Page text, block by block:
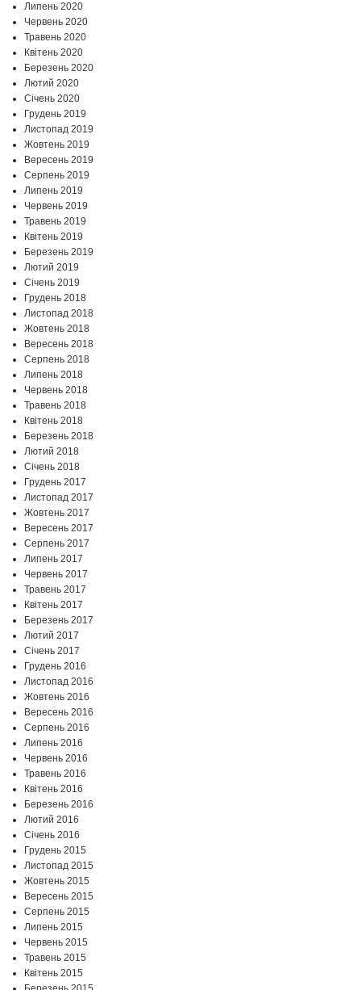
Липень 2020
Червень 2020
Травень 2020
Квітень 2020
Березень 2020
Лютий 2020
Січень 2020
Грудень 2019
Листопад 2019
Жовтень 2019
Вересень 2019
Серпень 2019
Липень 2019
Червень 2019
Травень 2019
Квітень 2019
Березень 2019
Лютий 2019
Січень 2019
Грудень 2018
Листопад 2018
Жовтень 2018
Вересень 2018
Серпень 2018
Липень 2018
Червень 2018
Травень 2018
Квітень 2018
Березень 2018
Лютий 2018
Січень 2018
Грудень 2017
Листопад 2017
Жовтень 2017
Вересень 2017
Серпень 2017
Липень 2017
Червень 2017
Травень 2017
Квітень 2017
Березень 2017
Лютий 2017
Січень 2017
Грудень 2016
Листопад 2016
Жовтень 2016
Вересень 2016
Серпень 2016
Липень 2016
Червень 2016
Травень 2016
Квітень 2016
Березень 2016
Лютий 2016
Січень 2016
Грудень 2015
Листопад 2015
Жовтень 2015
Вересень 2015
Серпень 2015
Липень 2015
Червень 2015
Травень 2015
Квітень 2015